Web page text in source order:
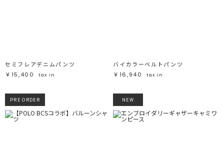
セミフレアデニムパンツ
￥15,400
tax in
バイカラーベルトパンツ
￥16,940
tax in
PRE ORDER NEW